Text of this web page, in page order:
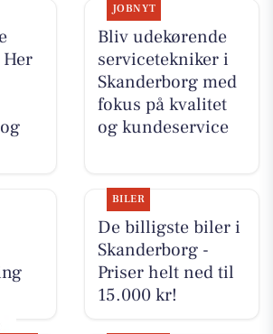
JOBNYT
Bliv udekørende
servicetekniker i
Skanderborg med
fokus på kvalitet
og kundeservice
BILER
De billigste biler i
Skanderborg -
Priser helt ned til
15.000 kr!